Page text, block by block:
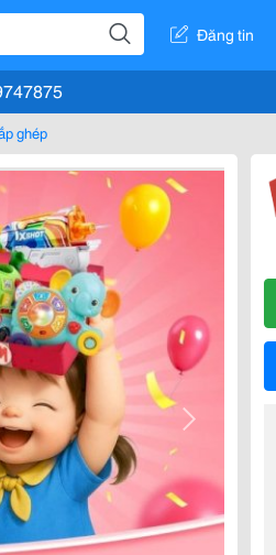
Đăng tin
ghép